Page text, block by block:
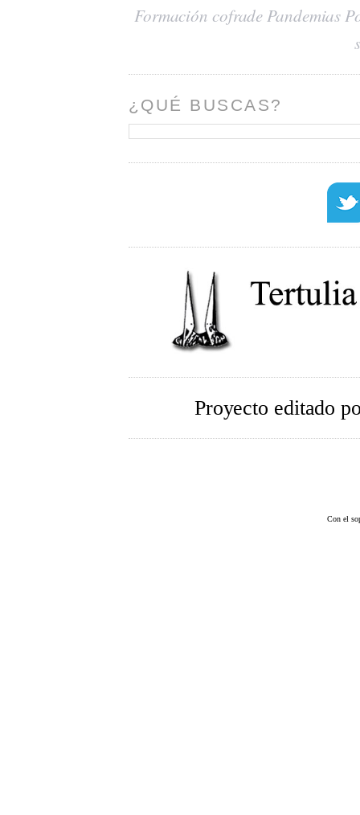
Formación cofradePandemias
¿QUÉ BUSCAS?
Proyecto editado
Con el